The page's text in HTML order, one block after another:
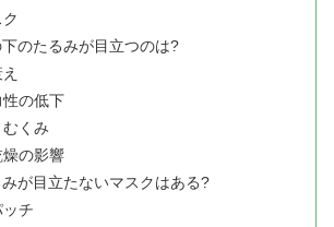
のたるみが目立つのは?
の低下
くみ
の影響
が目立たないマスクはある?
チ